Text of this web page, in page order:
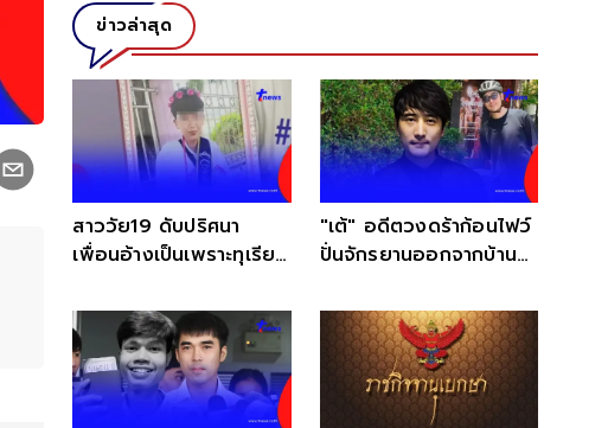
ข่าวล่าสุด
สาววัย19 ดับปริศนา
เพื่อนอ้างเป็นเพราะทุเรียน
"เต้" อดีตวงดร้าก้อนไฟว์
ปั่นจักรยานออกจากบ้าน